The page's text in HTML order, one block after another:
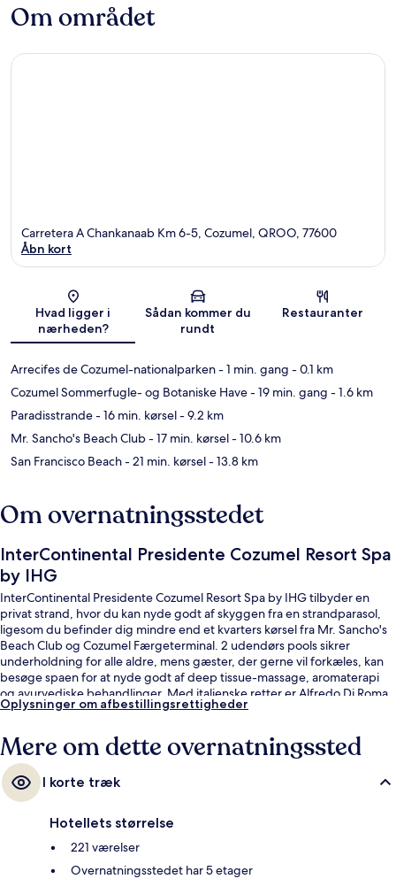
Om området
Kort
Carretera A Chankanaab Km 6-5, Cozumel, QROO, 77600
Åbn kort
Hvad ligger i
nærheden?
Sådan kommer du
rundt
Restauranter
Arrecifes de Cozumel-nationalparken- 1 min. gang - 0.1 km
Cozumel Sommerfugle- og Botaniske Have- 19 min. gang - 1.6 km
Paradisstrande- 16 min. kørsel- 9.2 km
Mr. Sancho's Beach Club- 17 min. kørsel- 10.6 km
San Francisco Beach- 21 min. kørsel- 13.8 km
Om overnatningsstedet
InterContinental Presidente Cozumel Resort Spa
by IHG
InterContinental Presidente Cozumel Resort Spa by IHG tilbyder en
privat strand, hvor du kan nyde godt af skyggen fra en strandparasol,
ligesom du befinder dig mindre end et kvarters kørsel fra Mr. Sancho's
Beach Club og Cozumel Færgeterminal. 2 udendørs pools sikrer
underholdning for alle aldre, mens gæster, der gerne vil forkæles, kan
besøge spaen for at nyde godt af deep tissue-massage, aromaterapi
og ayurvediske behandlinger. Med italienske retter er Alfredo Di Roma
Trattoria en af 4 restauranter og 2 barer/lounger. Andre højdepunkter
fitnesscenter og gratis cykeludlejning. Rejsende har kun godt at sige
om stedets hjælpsomme personale og generelle forhold.
Oplysninger om afbestillingsrettigheder
Mere om dette overnatningssted
I korte træk
Hotellets størrelse
221 værelser
Overnatningsstedet har 5 etager